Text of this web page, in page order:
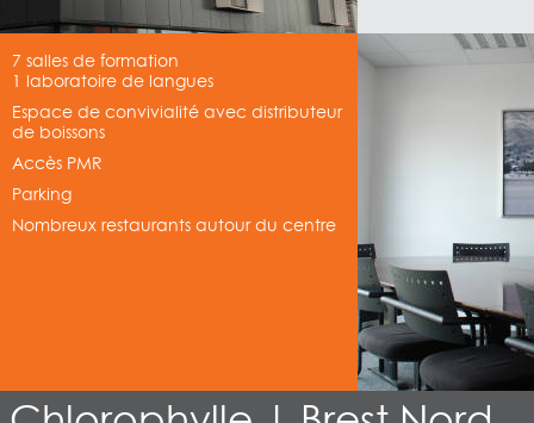
7 salles de formation
1 laboratoire de langues
Espace de convivialité avec distributeur
de boissons
Accès PMR
Parking
Nombreux restaurants autour du centre